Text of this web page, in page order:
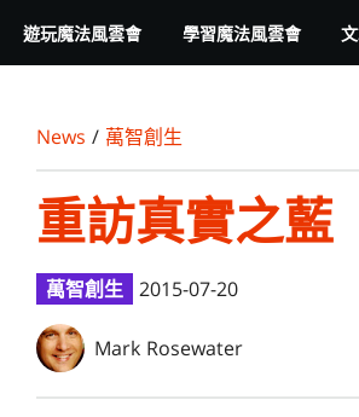
遊玩魔法風雲會 學習魔法風雲會
News / 萬智創生
重訪真實之藍
萬智創生 2015-07-20
Mark Rosewater